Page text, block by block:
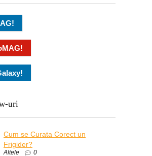
uri
Cum se Curata Corect un
Frigider?
Altele 0